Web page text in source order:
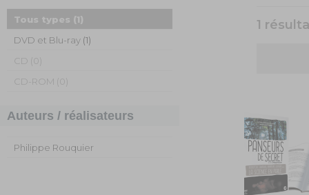
Tous types (1)
DVD et Blu-ray (1)
CD (0)
CD-ROM (0)
Auteurs / réalisateurs
Philippe Rouquier
1